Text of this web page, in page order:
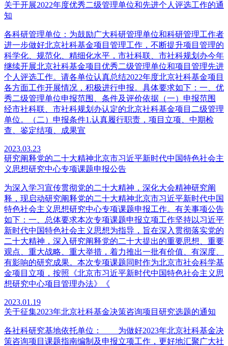
关于开展2022年度优秀二级管理单位和先进个人评选工作的通
知
各科研管理单位：为鼓励广大科研管理单位和科研管理工作者
进一步做好北京社科基金项目管理工作，不断提升项目管理的
科学化、规范化、精细化水平，市社科联、市社科规划办今年
继续开展北京社科基金项目优秀二级管理单位和项目管理先进
个人评选工作。请各单位认真总结2022年度北京社科基金项目
各方面工作开展情况，积极进行申报。具体要求如下：一、优
秀二级管理单位申报范围、条件及评价依据（一）申报范围
经市社科联、市社科规划办认定的北京社科基金项目二级管理
单位。（二）申报条件1.认真履行职责，项目立项、中期检
查、鉴定结项、成果宣
2023.03.23
研究阐释党的二十大精神北京市习近平新时代中国特色社会主
义思想研究中心专项课题申报公告
为深入学习宣传贯彻党的二十大精神，深化大会精神研究阐
释，现启动研究阐释党的二十大精神北京市习近平新时代中国
特色社会主义思想研究中心专项课题申报工作。有关事项公告
如下：一、总体要求本次专项课题申报立项工作坚持以习近平
新时代中国特色社会主义思想为指导，旨在深入贯彻落实党的
二十大精神，深入研究阐释党的二十大提出的重要思想、重要
观点、重大战略、重大举措，着力推出一批有价值、有深度、
有影响的研究成果。本次专项课题同时作为北京市社会科学基
金项目立项，按照《北京市习近平新时代中国特色社会主义思
想研究中心项目管理办法》《
2023.01.19
关于征集2023年北京社科基金决策咨询项目研究选题的通知
各社科研究基地依托单位： 为做好2023年北京社科基金决
策咨询项目课题指南编制及申报立项工作，更好地汇聚广大社